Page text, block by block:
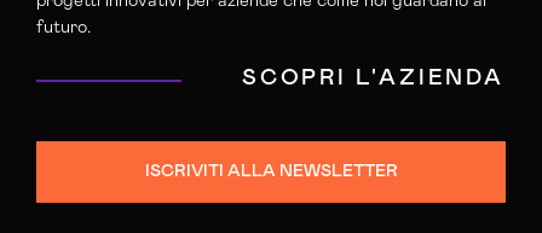
futuro.
SCOPRI L'AZIENDA
ISCRIVITI ALLA NEWSLETTER